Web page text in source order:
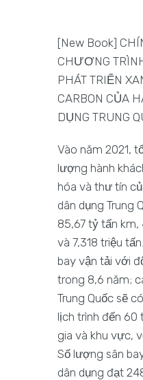
[New Book]
CHƯƠNG
PHÁT TRIỂN
CARBON CỦA
DỤNG TRUNG
Vào năm 2021,
lượng hành
hóa và thư tín
dân dụng Trung
85,67 tỷ tấn
và 7,318 triệu
bay vận tải với
trong 8,6 năm;
Trung Quốc sẽ
lịch trình đến 60
gia và khu vực,
Số lượng sân
dân dụng đạt